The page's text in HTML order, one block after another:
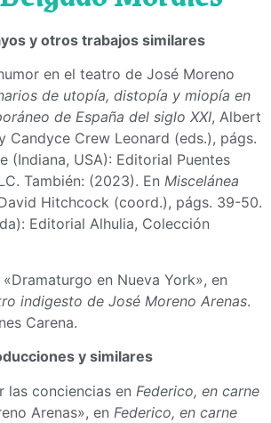
y otros trabajos similares
en el teatro de José Moreno
de utopía, distopía y miopía en
de España del siglo XXI, Albert
Candyce Crew Leonard (eds.), págs.
(Indiana, USA): Editorial Puentes
También: (2023). En Miscelánea
Hitchcock (coord.), págs. 39-50.
Editorial Alhulia, Colección
en Nueva York», en
indigesto de José Moreno Arenas.
Carena.
y similares
las conciencias en Federico, en carne
Arenas», en Federico, en carne